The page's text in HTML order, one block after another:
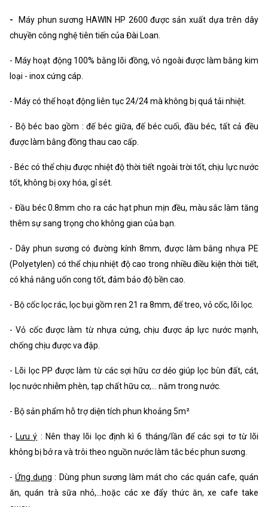
-
Máy phun sương HAWIN HP 2600 được sản xuất dựa trên dây
chuyền công nghệ tiên tiến của Đài Loan.
- Máy hoạt động 100% bằng lõi đồng, vỏ ngoài được làm bằng kim
loại - inox cứng cáp.
- Máy có thể hoạt động liên tục 24/24 mà không bị quá tải nhiệt.
- Bộ béc bao gồm : đế béc giữa, đế béc cuối, đầu béc, tất cả đều
được làm bằng đồng thau cao cấp.
- Béc có thể chịu được nhiệt độ thời tiết ngoài trời tốt, chịu lực nước
tốt, không bị oxy hóa, gỉ sét.
- Đầu béc 0.8mm cho ra các hạt phun mịn đều, màu sắc làm tăng
thêm sự sang trọng cho không gian của bạn.
- Dây phun sương có đường kính 8mm, được làm bằng nhựa PE
(Polyetylen) có thể chịu nhiệt độ cao trong nhiều điều kiện thời tiết,
có khả năng uốn cong tốt, đảm bảo độ bền cao.
- Bộ cốc lọc rác, lọc bụi gồm ren 21 ra 8mm, đế treo, vỏ cốc, lõi lọc.
- Vỏ cốc được làm từ nhựa cứng, chịu được áp lực nước mạnh,
chống chịu được va đập.
- Lõi lọc PP được làm từ các sợi hữu cơ dẻo giúp lọc bùn đất, cát,
lọc nước nhiễm phèn, tạp chất hữu cơ,… nằm trong nước.
- Bộ sản phẩm hỗ trợ diện tích phun khoảng 5m²
-Lưu ý : Nên thay lõi lọc định kì 6 tháng/lần để các sợi tơ từ lõi
không bị bở ra và trôi theo nguồn nước làm tắc béc phun sương.
- Ứng dụng : Dùng phun sương làm mát cho các quán cafe, quán
ăn, quán trà sữa nhỏ,...hoặc các xe đẩy thức ăn, xe cafe take